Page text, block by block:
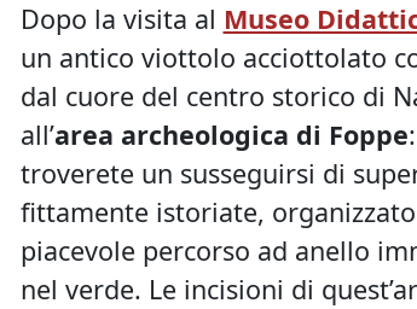
Dopo la visita al Museo
un antico viottolo acciottolato
dal cuore del centro storico di
all’area archeologica di Foppe
troverete un susseguirsi di
fittamente istoriate,
piacevole percorso ad anello
nel verde. Le incisioni di